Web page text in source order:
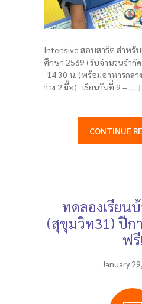
Intensive สอบสาธิต สำหรั
ศึกษา 2569 (รับจำนวนจำกัด
-14.30 น. (พร้อมอาหารกลา
ว่าง 2 มื้อ) เรียนวันที่ 9 – […]
CONTINUE
ทดลองเรียน
(สุขุมวิท31) ปีก
ฟรี!
January